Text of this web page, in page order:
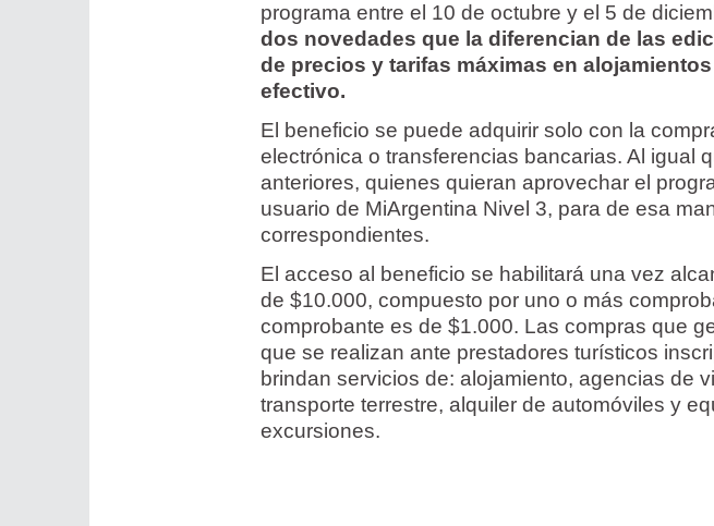
programa entre el 10 de octubre y el 5 de
dos novedades que la diferencian de las
de precios y tarifas máximas en
efectivo.
El beneficio se puede adquirir solo con la
electrónica o transferencias bancarias. Al igual
anteriores, quienes quieran aprovechar el
usuario de MiArgentina Nivel 3, para de esa
correspondientes.
El acceso al beneficio se habilitará una vez
de $10.000, compuesto por uno o más
comprobante es de $1.000. Las compras que
que se realizan ante prestadores turísticos
brindan servicios de: alojamiento, agencias de
transporte terrestre, alquiler de automóviles y
excursiones.